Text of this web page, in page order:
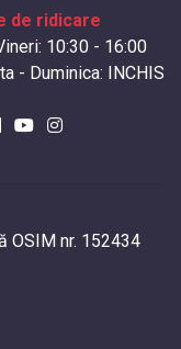
de ridicare
10:30 - 16:00
- Duminica: INCHIS
OSIM nr. 152434